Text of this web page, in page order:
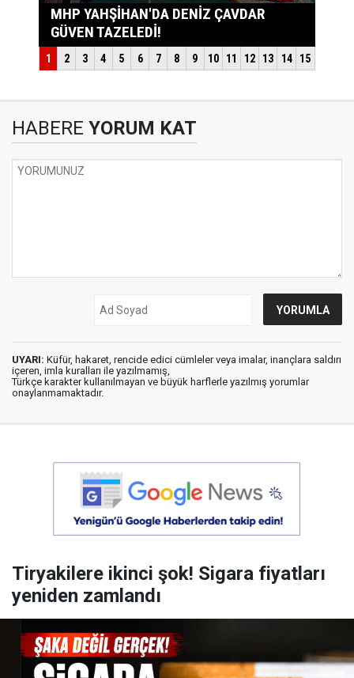
HABERE YORUM KAT
UYARI: Küfür, hakaret, rencide edici cümleler veya imalar, inançlara saldırı
içeren, imla kuralları ile yazılmamış,
Türkçe karakter kullanılmayan ve büyük harflerle yazılmış yorumlar
onaylanmamaktadır.
Tiryakilere ikinci şok! Sigara fiyatları
yeniden zamlandı